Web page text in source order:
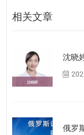
相关文章
沈晓
俄罗